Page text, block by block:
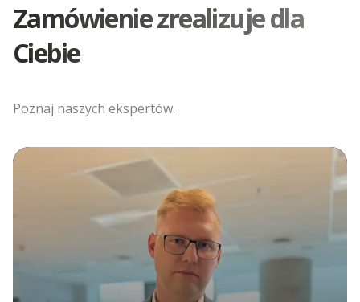
Zamówienie zrealizuje dla
Ciebie
Poznaj naszych ekspertów.